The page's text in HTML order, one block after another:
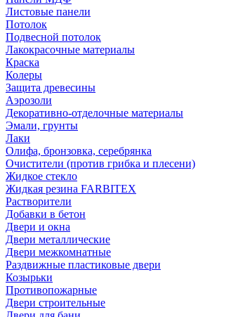
Листовые панели
Потолок
Подвесной потолок
Лакокрасочные материалы
Краска
Колеры
Защита древесины
Аэрозоли
Декоративно-отделочные материалы
Эмали, грунты
Лаки
Олифа, бронзовка, серебрянка
Очистители (против грибка и плесени)
Жидкое стекло
Жидкая резина FARBITEX
Растворители
Добавки в бетон
Двери и окна
Двери металлические
Двери межкомнатные
Раздвижные пластиковые двери
Козырьки
Противопожарные
Двери строительные